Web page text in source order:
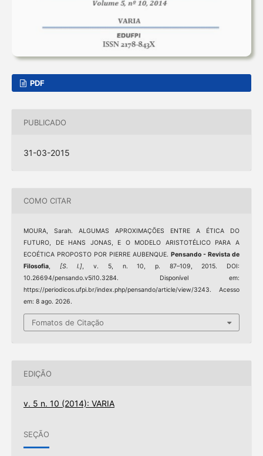
PDF
PUBLICADO
31-03-2015
COMO CITAR
MOURA, Sarah. ALGUMAS APROXIMAÇÕES ENTRE A ÉTICA DO
FUTURO, DE HANS JONAS, E O MODELO ARISTOTÉLICO PARA A
ECOÉTICA PROPOSTO POR PIERRE AUBENQUE.Pensando - Revista de
Filosofia, [S. l.] , v. 5, n. 10, p. 87–109, 2015. DOI:
10.26694/pensando.v5i10.3284. Disponível em:
https://periodicos.ufpi.br/index.php/pensando/article/view/3243. Acesso
em: 8 ago. 2026.
Fomatos de Citação
EDIÇÃO
v. 5 n. 10 (2014): VARIA
SEÇÃO